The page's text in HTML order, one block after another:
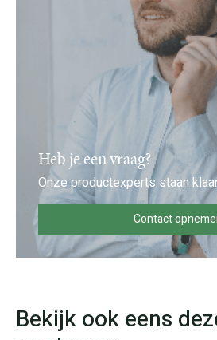
Heb je een vraag?
Onze productexperts staan
Contact